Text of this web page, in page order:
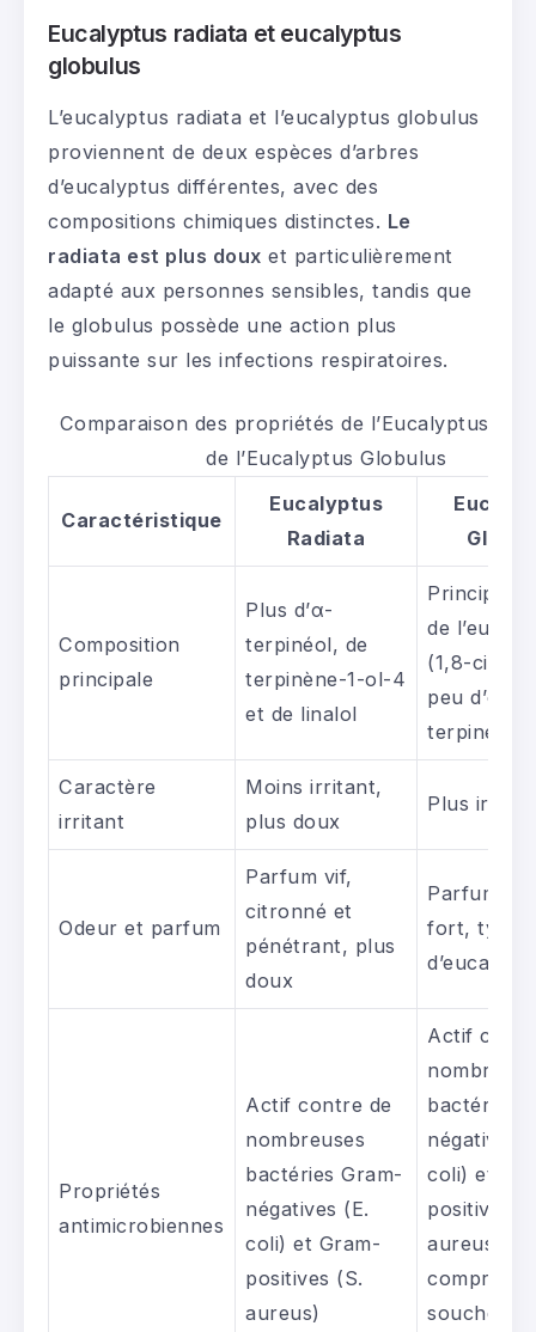
Eucalyptus radiata et eucalyptus
globulus
L’eucalyptus radiata et l’eucalyptus globulus
proviennent de deux espèces d’arbres
d’eucalyptus différentes, avec des
compositions chimiques distinctes. Le
radiata est plus doux et particulièrement
adapté aux personnes sensibles, tandis que
le globulus possède une action plus
puissante sur les infections respiratoires.
Comparaison des propriétés de l’Eucalyptus
de l’Eucalyptus Globulus
Caractéristique
Eucalyptus
Radiata
Composition
principale
Plus d’α-
terpinéol, de
terpinène-1-ol-4
et de linalol
de
(1,8-
peu d’α-
terpinéol
Caractère
irritant
Moins irritant,
plus doux
Plus
Odeur et parfum
Parfum vif,
citronné et
pénétrant, plus
doux
Parfum
fort,
Propriétés
antimicrobiennes
Actif contre de
nombreuses
bactéries Gram-
négatives (E.
coli) et Gram-
positives (S.
aureus)
Actif
bactéries
négatives
coli) et
positives
aureus, y
compris
souches